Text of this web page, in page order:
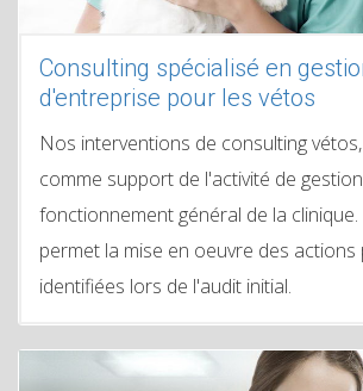
Consulting spécialisé en
d'entreprise pour les vétos
Nos interventions de consulting
comme support de l'activité de
fonctionnement général de la
permet la mise en oeuvre des
identifiées lors de l'audit initial.